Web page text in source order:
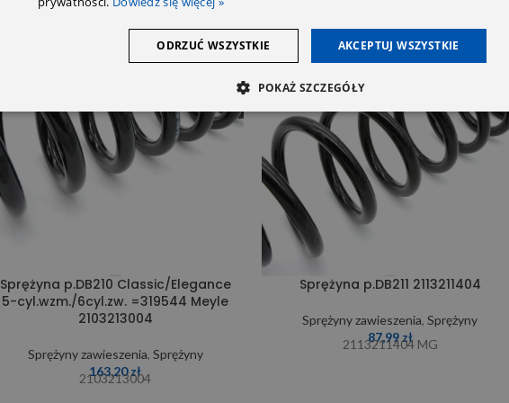
Sprężyna p.DB210 Classic/Elegance
5-cyl.wzm./6cyl.zw. =319544 Meyle
2103213004
Sprężyny zawieszenia, Sprężyny
163,20zł
2103213004
Sprężyna p.DB211 2113211404
Sprężyny zawieszenia,Sprężyny
87,99zł
2113211404 MG
AKCEPTUJ WSZYSTKIE
ODRZUĆ WSZYSTKIE
POKAŻ SZCZEGÓŁY